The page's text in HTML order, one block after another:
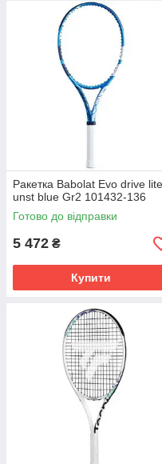
Ракетка Babolat Evo drive lite
unst blue Gr2 101432-136
Готово до відправки
5 472 ₴
Купити